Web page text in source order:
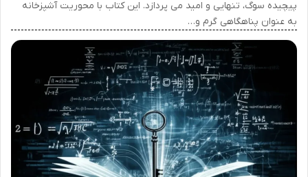
پیچیده سوگ، تنهایی و امید می پردازد. این کتاب با محوریت آشپزخانه
به عنوان پناهگاهی گرم و…